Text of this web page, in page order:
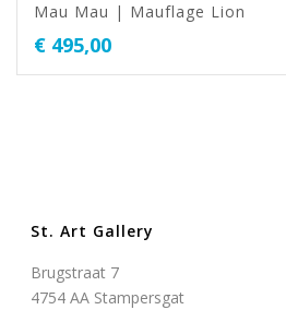
Mau Mau | Mauflage Lion
€ 495,00
St. Art Gallery
Brugstraat 7
4754 AA Stampersgat